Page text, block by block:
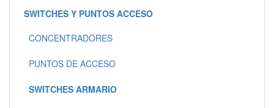
SWITCHES Y PUNTOS ACCESO
CONCENTRADORES
PUNTOS DE ACCESO
SWITCHES ARMARIO